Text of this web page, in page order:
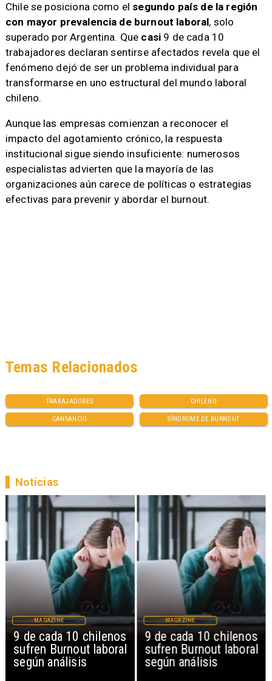
Chile se posiciona como el segundo país de la región
con mayor prevalencia de burnout laboral, solo
superado por Argentina. Que casi 9 de cada 10
trabajadores declaran sentirse afectados revela que el
fenómeno dejó de ser un problema individual para
transformarse en uno estructural del mundo laboral
chileno.
Aunque las empresas comienzan a reconocer el
impacto del agotamiento crónico, la respuesta
institucional sigue siendo insuficiente: numerosos
especialistas advierten que la mayoría de las
organizaciones aún carece de políticas o estrategias
efectivas para prevenir y abordar el burnout.
TRABAJADORES CHILENO
CANSANCIO SÍNDROME DE BURNOUT
Temas Relacionados
9 de cada 10 chilenos
sufren Burnout laboral
según análisis
MAGAZINE
9 de cada 10 chilenos
sufren Burnout laboral
según análisis
MAGAZINE
Noticias